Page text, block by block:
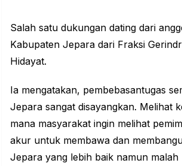
Salah satu dukungan dating dari
Kabupaten Jepara dari Fraksi
Hidayat.
Ia mengatakan, pembebasantugas
Jepara sangat disayangkan. Melihat
mana masyarakat ingin melihat
akur untuk membawa dan
Jepara yang lebih baik namun malah